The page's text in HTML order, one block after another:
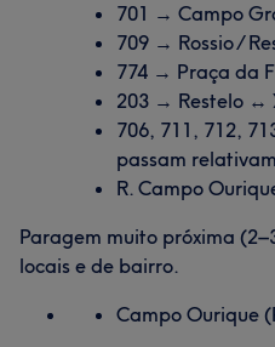
701 → Campo
709 → Rossio /
774 → Praça da
203 → Restelo ↔
706, 711, 712,
passam
R. Campo
Paragem muito próxima
locais e de bairro.
Campo Ourique